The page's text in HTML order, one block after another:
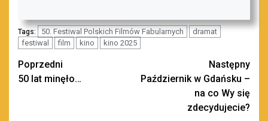
Tags: 50. Festiwal Polskich Filmów Fabularnych
dramat
festiwal
film kino kino 2025
Zobacz
wpisy
Poprzedni
50 lat minęło…
Następny
Październik w Gdańsku –
na co Wy się
zdecydujecie?